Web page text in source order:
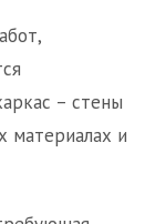
– стены
материалах и